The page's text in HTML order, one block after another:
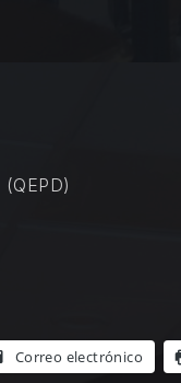
(QEPD)
Correo electrónico